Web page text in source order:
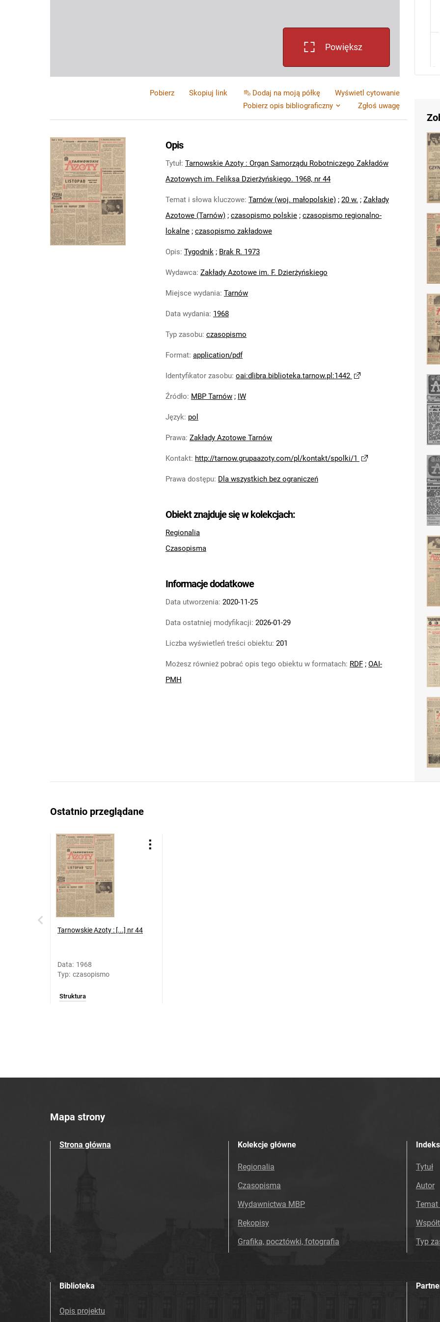
Powiększ
Pobierz Skopiuj link Dodaj na moją półkę
Wyświetl cytowanie
Pobierz opis bibliograficzny
Zgłoś uwagę
Opis
Tytuł: Tarnowskie Azoty : Organ Samorządu Robotniczego Zakładów
Azotowych im. Feliksa Dzierżyńskiego. 1968, nr 44
Temat i słowa kluczowe: Tarnów (woj. małopolskie) ; 20 w. ; Zakłady
Azotowe (Tarnów) ; czasopismo polskie ; czasopismo regionalno-
lokalne ; czasopismo zakładowe
Opis: Tygodnik ; Brak R. 1973
Wydawca: Zakłady Azotowe im. F. Dzierżyńskiego
Miejsce wydania: Tarnów
Data wydania: 1968
Typ zasobu: czasopismo
Format: application/pdf
Identyfikator zasobu: oai:dlibra.biblioteka.tarnow.pl:1442
Źródło: MBP Tarnów ; IW
Język: pol
Prawa: Zakłady Azotowe Tarnów
Kontakt: http://tarnow.grupaazoty.com/pl/kontakt/spolki/1
Prawa dostępu: Dla wszystkich bez ograniczeń
Obiekt znajduje się w kolekcjach:
Regionalia
Czasopisma
Informacje dodatkowe
Data utworzenia: 2020-11-25
Data ostatniej modyfikacji: 2026-01-29
Liczba wyświetleń treści obiektu: 201
Możesz również pobrać opis tego obiektu w formatach: RDF ; OAI-
PMH
Ostatnio przeglądane
Tarnowskie Azoty : [...] nr 44
Data: 1968
Typ: czasopismo
Struktura
Mapa strony
Strona główna Kolekcje główne
Regionalia
Czasopisma
Wydawnictwa MBP
Rękopisy
Grafika, pocztówki, fotografia
Tytuł
Autor
Temat
Typ
Biblioteka
Opis projektu